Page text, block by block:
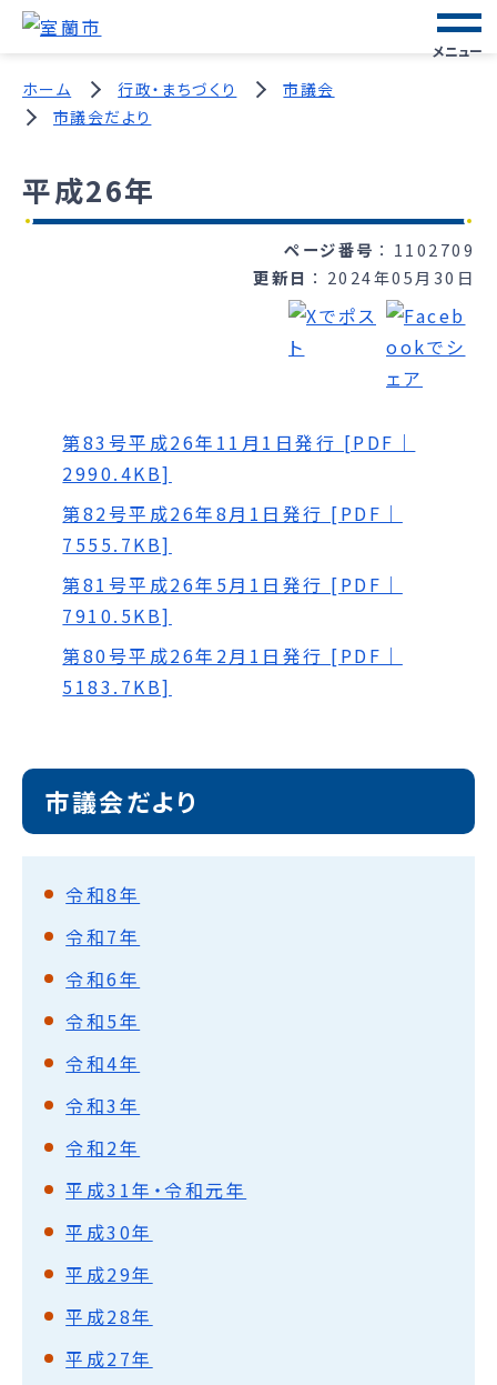
メニュー
ホーム 行政・まちづくり
市議会
市議会だより
平成26年
ページ番号
1102709
更新日
2024年05月30日
第83号平成26年11月1日発行 [PDF｜
2990.4KB]
第82号平成26年8月1日発行 [PDF｜
7555.7KB]
第81号平成26年5月1日発行 [PDF｜
7910.5KB]
第80号平成26年2月1日発行 [PDF｜
5183.7KB]
市議会だより
令和8年
令和7年
令和6年
令和5年
令和4年
令和3年
令和2年
平成31年・令和元年
平成30年
平成29年
平成28年
平成27年